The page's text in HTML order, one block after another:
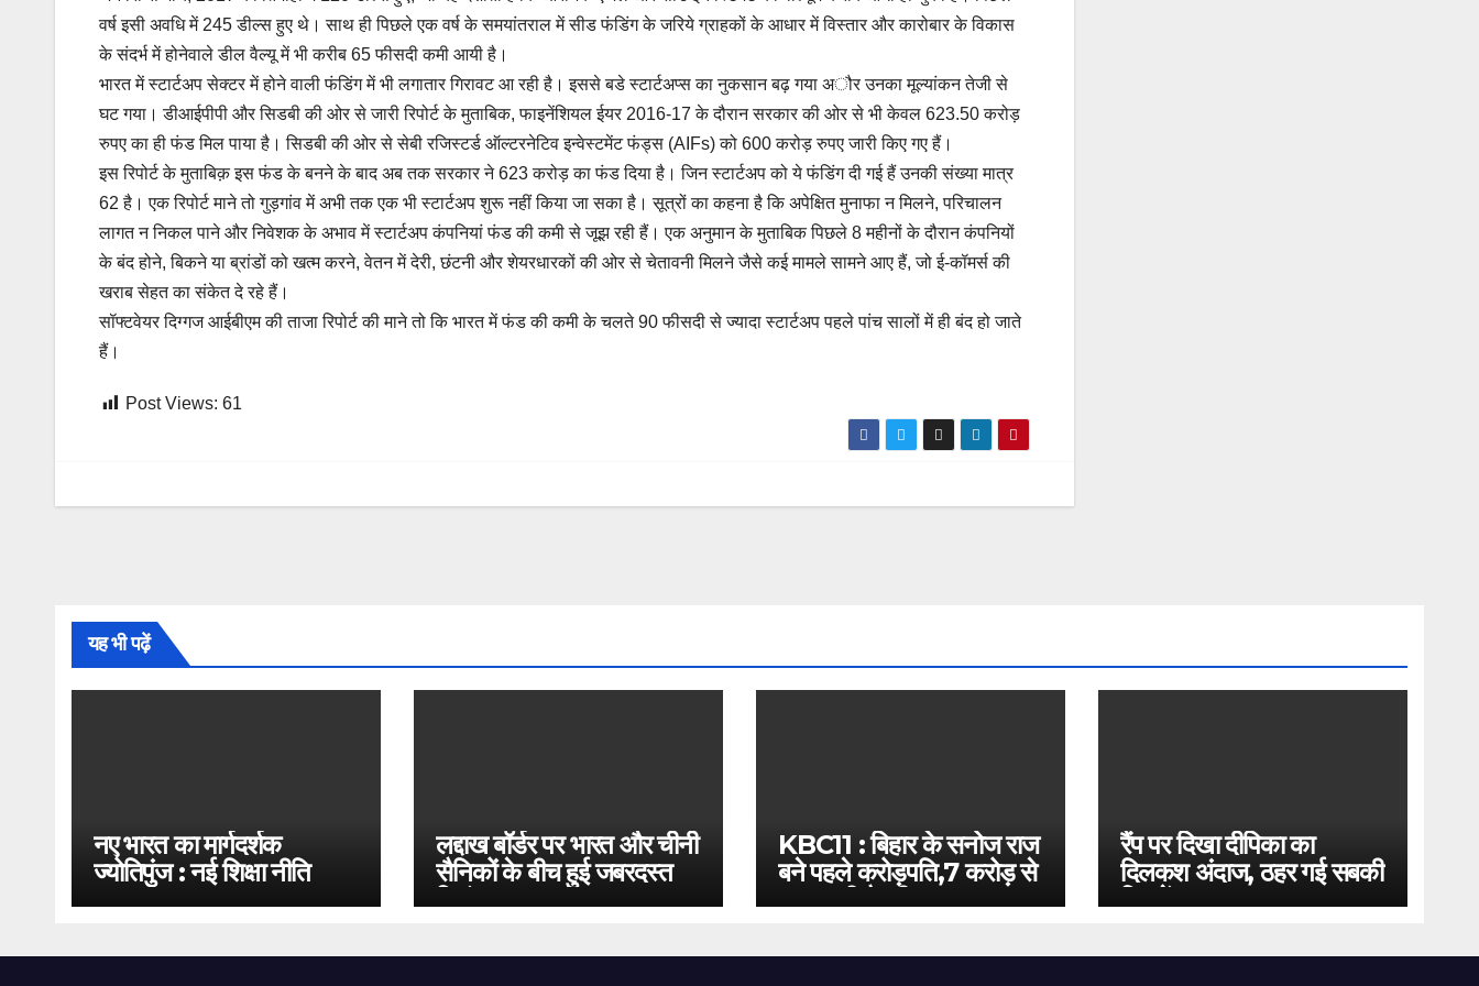
वर्ष इसी अवधि में 245 डील्स हुए थे। साथ ही पिछले एक वर्ष के समयांतराल में सीड फंडिंग के जरिये ग्राहकों के आधार में विस्तार और कारोबार के विकास
के संदर्भ में होनेवाले डील वैल्यू में भी करीब 65 फीसदी कमी आयी है।
भारत में स्टार्टअप सेक्टर में होने वाली फंडिंग में भी लगातार गिरावट आ रही है। इससे बडे स्टार्टअप्स का नुकसान बढ़ गया अौर उनका मूल्यांकन तेजी से
घट गया। डीआईपीपी और सि‍डबी की ओर से जारी रि‍पोर्ट के मुताबि‍क, फाइनेंशि‍यल ईयर 2016-17 के दौरान सरकार की ओर से भी केवल 623.50 करोड़
रुपए का ही फंड मि‍ल पाया है। सि‍डबी की ओर से सेबी रजि‍स्‍टर्ड ऑल्‍टरनेटि‍व इन्‍वेस्‍टमेंट फंड्स (AIFs) को 600 करोड़ रुपए जारी कि‍ए गए हैं।
इस रिपोर्ट के मुताबिक़ इस फंड के बनने के बाद अब तक सरकार ने 623 करोड़ का फंड दिया है। जिन स्टार्टअप को ये फंडिंग दी गई हैं उनकी संख्या मात्र
62 है। एक रिपोर्ट माने तो गुड़गांव में अभी तक एक भी स्टार्टअप शुरू नहीं किया जा सका है। सूत्रों का कहना है कि अपेक्षित मुनाफा न मिलने, परिचालन
लागत न निकल पाने और निवेशक के अभाव में स्टार्टअप कंपनियां फंड की कमी से जूझ रही हैं। एक अनुमान के मुताबिक पिछले 8 महीनों के दौरान कंपनियों
के बंद होने, बिकने या ब्रांडों को खत्म करने, वेतन में देरी, छंटनी और शेयरधारकों की ओर से चेतावनी मिलने जैसे कई मामले सामने आए हैं, जो ई-कॉमर्स की
खराब सेहत का संकेत दे रहे हैं।
सॉफ्टवेयर दिग्गज आईबीएम की ताजा रिपोर्ट की माने तो कि भारत में फंड की कमी के चलते 90 फीसदी से ज्यादा स्टार्टअप पहले पांच सालों में ही बंद हो जाते
हैं।
Post Views: 61
यह भी पढ़ें
नए भारत का मार्गदर्शक
ज्योतिपुंज : नई शिक्षा नीति
2020
लद्दाख बॉर्डर पर भारत और चीनी
सैनिकों के बीच हुई जबरदस्त
भिड़ंत
KBC11 : बिहार के सनोज राज
बने पहले करोड़पति,7 करोड़ से
बस इतनी है दूरी
रैंप पर दिखा दीपिका का
दिलकश अंदाज, ठहर गई सबकी
निगाहें